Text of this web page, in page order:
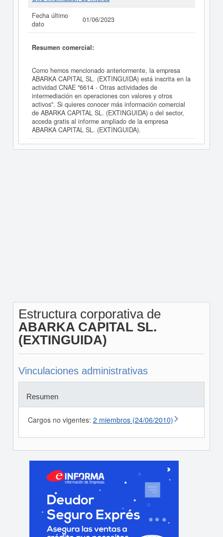
Fecha último
dato
01/06/2023
Resumen comercial:
Como hemos mencionado anteriormente, la empresa
ABARKA CAPITAL SL. (EXTINGUIDA) está inscrita en la
actividad CNAE "6614 - Otras actividades de
intermediación en operaciones con valores y otros
activos". Si quieres conocer más información comercial
de ABARKA CAPITAL SL. (EXTINGUIDA) o del sector,
acceda gratis al informe ampliado de la empresa
ABARKA CAPITAL SL. (EXTINGUIDA).
Estructura corporativa de
ABARKA CAPITAL SL.
(EXTINGUIDA)
Vinculaciones administrativas
Resumen
Cargos no vigentes: 2 miembros (24/06/2010)